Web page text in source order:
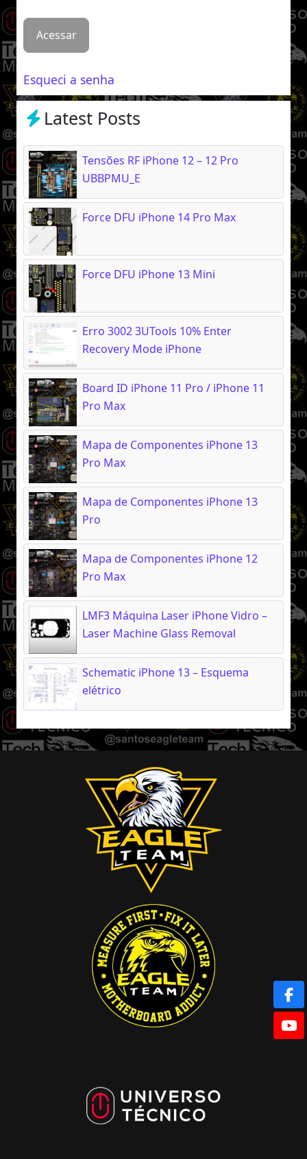
Esqueci a senha
Latest Posts
Tensões RF iPhone 12 – 12 Pro
UBBPMU_E
Force DFU iPhone 14 Pro Max
Force DFU iPhone 13 Mini
Erro 3002 3UTools 10% Enter
Recovery Mode iPhone
Board ID iPhone 11 Pro / iPhone 11
Pro Max
Mapa de Componentes iPhone 13
Pro Max
Mapa de Componentes iPhone 13
Pro
Mapa de Componentes iPhone 12
Pro Max
LMF3 Máquina Laser iPhone Vidro –
Laser Machine Glass Removal
Schematic iPhone 13 – Esquema
elétrico